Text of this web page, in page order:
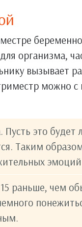
организма,
вызывает
можно
это будет
Таким
раньше, чем